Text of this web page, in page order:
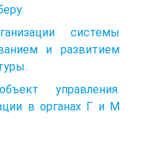
системы
и развитием
управления.
в органах Г и М